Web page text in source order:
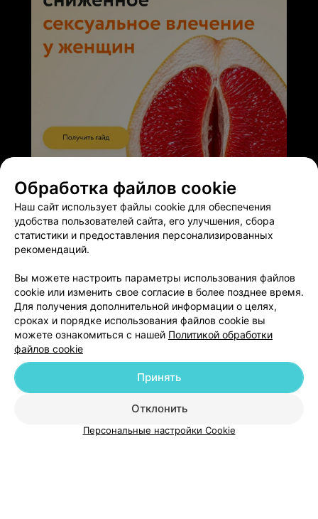
Добавить специалиста
Медицинский маркетинг
Публичный договор
Пользовательское соглашение
Способы оплаты
Обработка файлов cookie
Наш сайт использует файлы cookie для обеспечения
удобства пользователей сайта, его улучшения, сбора
статистики и предоставления персонализированных
рекомендаций.
Вы можете настроить параметры использования файлов
cookie или изменить свое согласие в более позднее время.
Для получения дополнительной информации о целях,
сроках и порядке использования файлов cookie вы
можете ознакомиться с нашей Политикой обработки
файлов cookie
Отклонить
Принять
Персональные настройки Cookie